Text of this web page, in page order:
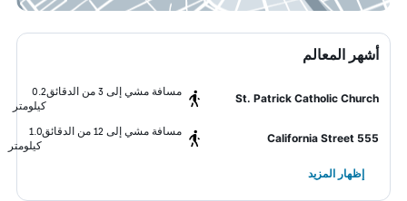
أشهر المعالم
St. Patrick Catholic Church
مسافة مشي إلى 3 من الدقائق
0.2
كيلومتر
555 California Street
مسافة مشي إلى 12 من الدقائق
1.0
كيلومتر
إظهار المزيد